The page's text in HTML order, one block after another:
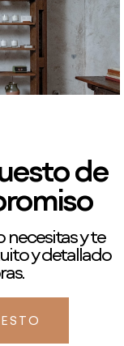
de
y te
y detallado